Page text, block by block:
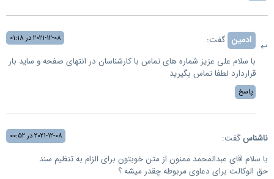
ادمین گفت: 2021-12-08 در 01:18
با سلام علی عزیز شماره های تماس با کارشناسان در انتهای صفحه و ساید بار
قراردارد لطفا تماس بگیرید
پاسخ
ناشناسگفت: 2021-12-08 در 00:52
با سلام اقای عبدالمحمد ممنون از متن خوبتون برای الزام به تنظیم سند
حق الوکالت برای دعاوی مربوطه چقدر میشه ؟